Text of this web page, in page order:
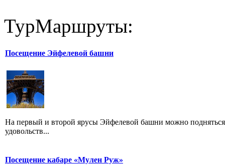
ТурМаршруты:
Посещение Эйфелевой башни
На первый и второй ярусы Эйфелевой башни можно
удовольств...
Посещение кабаре «Мулен Руж»